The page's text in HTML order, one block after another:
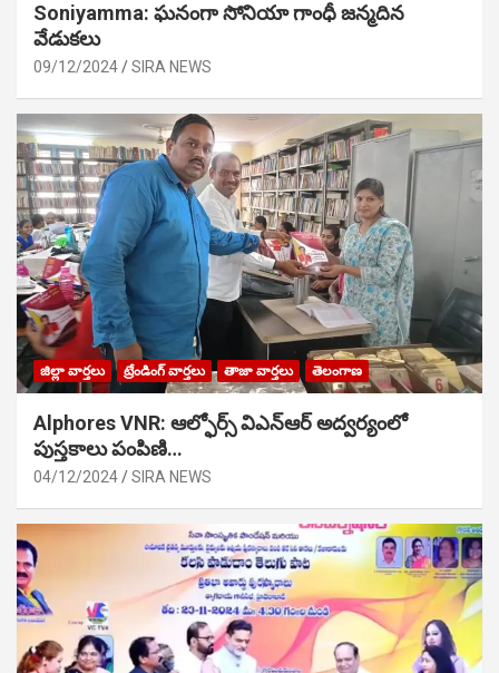
Soniyamma: ఘ‌నంగా సోనియా గాంధీ జ‌న్మ‌దిన
వేడుక‌లు
09/12/2024 SIRA NEWS
జిల్లా వార్తలు ట్రేండింగ్ వార్తలు తాజా వార్తలు తెలంగాణ
Alphores VNR: ఆల్ఫోర్స్ విఎన్ఆర్ అద్వర్యంలో
పుస్తకాలు పంపిణి…
04/12/2024 SIRA NEWS